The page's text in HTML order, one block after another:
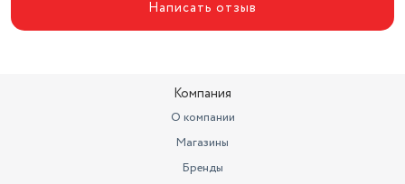
Высота товара в упаковке, в
метрах
0.22
Написать отзыв
Компания
О компании
Магазины
Бренды